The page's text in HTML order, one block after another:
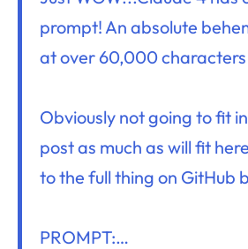
prompt! An absolute
at over 60,000 characters
Obviously not going to fit
post as much as will fit
to the full thing on GitHub
PROMPT:…